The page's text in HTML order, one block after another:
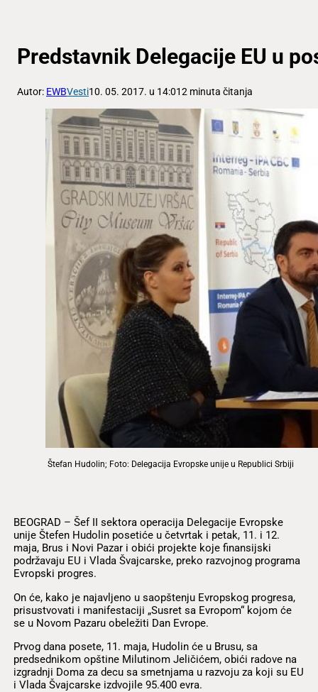
Predstavnik Delegacije EU u
Autor: EWBVesti10. 05. 2017. u 14:012 minuta čitanja
Štefan Hudolin; Foto: Delegacija Evropske unije u Republici Srbiji
BEOGRAD – Šef II sektora operacija Delegacije Evropske
unije Štefen Hudolin posetiće u četvrtak i petak, 11. i 12.
maja, Brus i Novi Pazar i obići projekte koje finansijski
podržavaju EU i Vlada Švajcarske, preko razvojnog programa
Evropski progres.
On će, kako je najavljeno u saopštenju Evropskog progresa,
prisustvovati i manifestaciji „Susret sa Evropom“ kojom će
se u Novom Pazaru obeležiti Dan Evrope.
Prvog dana posete, 11. maja, Hudolin će u Brusu, sa
predsednikom opštine Milutinom Jeličićem, obići radove na
izgradnji Doma za decu sa smetnjama u razvoju za koji su EU
i Vlada Švajcarske izdvojile 95.400 evra.